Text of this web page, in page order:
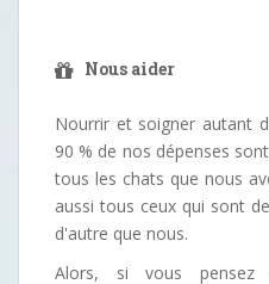
Nous aider
Nourrir et soigner autant
90 % de nos dépenses
tous les chats que nous
aussi tous ceux qui sont
d'autre que nous.
Alors, si vous